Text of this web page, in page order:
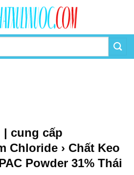
| cung cấp
Chloride › Chất Keo
Powder 31% Thái